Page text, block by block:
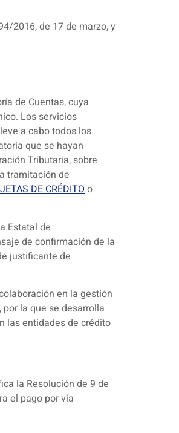
2016, de 17 de marzo, y
de Cuentas, cuya
Los servicios
a cabo todos los
que se hayan
Tributaria, sobre
tramitación de
DE CRÉDITOo
Estatal de
de confirmación de la
justificante de
en la gestión
la que se desarrolla
las entidades de crédito
la Resolución de 9 de
el pago por vía